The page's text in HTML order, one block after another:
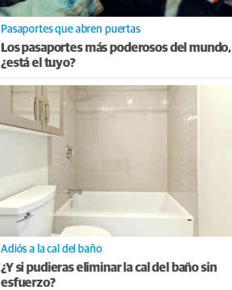
Pasaportes que abren puertas
Los pasaportes más poderosos del mundo,
¿está el tuyo?
Adiós a la cal del baño
¿Y si pudieras eliminar la cal del baño sin
esfuerzo?